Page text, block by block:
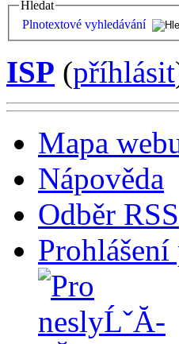
Hledat
Plnotextové vyhledávání
ISP (příhlásit
Mapa
Nápověda
Odběr RSS